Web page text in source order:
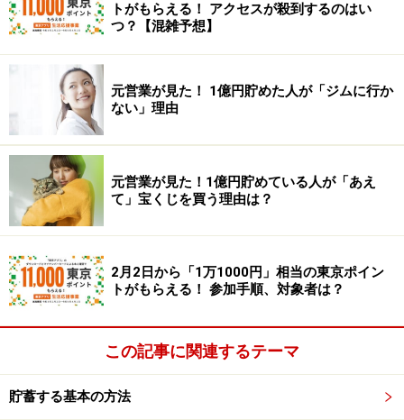
に、ストレスがたまりますし、体を壊してしまうでしょ
う。
以前の記事「
3ステップで叶う！夢の1000万円貯蓄を目
指すワザ」でもお伝えしましたが、長く続けられる、無
理のない貯蓄法をはじめましょう。
トがもらえる！ アクセスが殺到するのはい
つ？【混雑予想】
元営業が見た！ 1億円貯めた人が「ジムに行か
ない」理由
元営業が見た！1億円貯めている人が「あえ
て」宝くじを買う理由は？
2月2日から「1万1000円」相当の東京ポイン
トがもらえる！ 参加手順、対象者は？
この記事に関連するテーマ
貯蓄する基本の方法